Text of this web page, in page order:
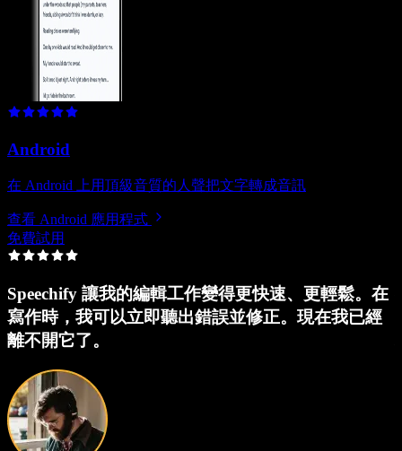
Android
在 Android 上用頂級音質的人聲把文字轉成音訊
查看 Android 應用程式
免費試用
Speechify 讓我的編輯工作變得更快速、更輕鬆。在
寫作時，我可以立即聽出錯誤並修正。現在我已經
離不開它了。